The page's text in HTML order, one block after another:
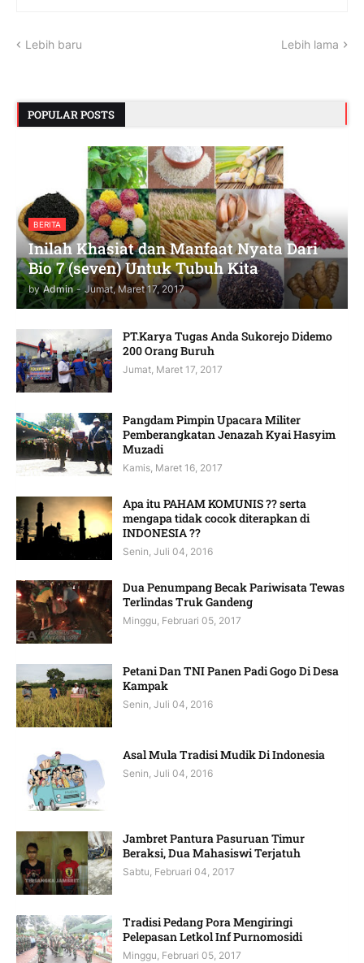
Lebih baru Lebih lama
POPULAR POSTS
BERITA
Inilah Khasiat dan Manfaat Nyata Dari
Bio 7 (seven) Untuk Tubuh Kita
by Admin - Jumat, Maret 17, 2017
PT.Karya Tugas Anda Sukorejo Didemo
200 Orang Buruh
Jumat, Maret 17, 2017
Pangdam Pimpin Upacara Militer
Pemberangkatan Jenazah Kyai Hasyim
Muzadi
Kamis, Maret 16, 2017
Apa itu PAHAM KOMUNIS ?? serta
mengapa tidak cocok diterapkan di
INDONESIA ??
Senin, Juli 04, 2016
Dua Penumpang Becak Pariwisata Tewas
Terlindas Truk Gandeng
Minggu, Februari 05, 2017
Petani Dan TNI Panen Padi Gogo Di Desa
Kampak
Senin, Juli 04, 2016
Asal Mula Tradisi Mudik Di Indonesia
Senin, Juli 04, 2016
Jambret Pantura Pasuruan Timur
Beraksi, Dua Mahasiswi Terjatuh
Sabtu, Februari 04, 2017
Tradisi Pedang Pora Mengiringi
Pelepasan Letkol Inf Purnomosidi
Minggu, Februari 05, 2017